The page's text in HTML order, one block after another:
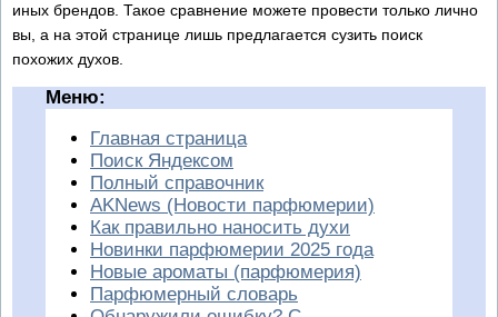
иных брендов. Такое сравнение можете провести только лично
вы, а на этой странице лишь предлагается сузить поиск
похожих духов.
Меню:
Главная страница
Поиск Яндексом
Полный справочник
AKNews (Новости парфюмерии)
Как правильно наносить духи
Новинки парфюмерии 2025 года
Новые ароматы (парфюмерия)
Парфюмерный словарь